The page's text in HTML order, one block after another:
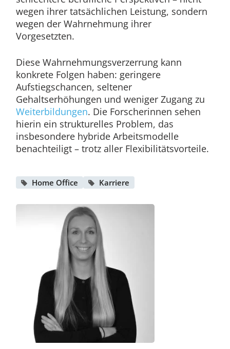
wegen ihrer tatsächlichen Leistung, sondern
wegen der Wahrnehmung ihrer
Vorgesetzten.
Diese Wahrnehmungsverzerrung kann
konkrete Folgen haben: geringere
Aufstiegschancen, seltener
Gehaltserhöhungen und weniger Zugang zu
Weiterbildungen. Die Forscherinnen sehen
hierin ein strukturelles Problem, das
insbesondere hybride Arbeitsmodelle
benachteiligt – trotz aller Flexibilitätsvorteile.
Home Office Karriere